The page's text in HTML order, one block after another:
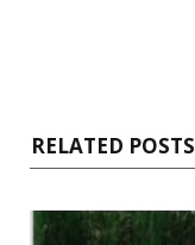
RELATED POSTS